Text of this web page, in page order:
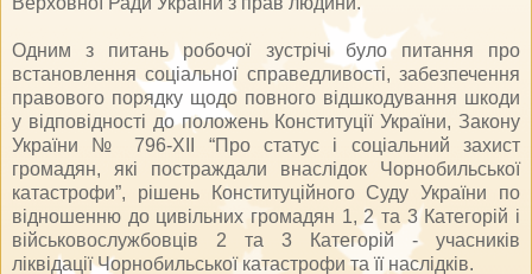
Одним з питань робочої зустрічі було питання про
встановлення соціальної справедливості, забезпечення
правового порядку щодо повного відшкодування шкоди
у відповідності до положень Конституції України, Закону
України № 796-ХІІ “Про статус і соціальний захист
громадян, які постраждали внаслідок Чорнобильської
катастрофи”, рішень Конституційного Суду України по
відношенню до цивільних громадян 1, 2 та 3 Категорій і
військовослужбовців 2 та 3 Категорій - учасників
ліквідації Чорнобильської катастрофи та її наслідків.